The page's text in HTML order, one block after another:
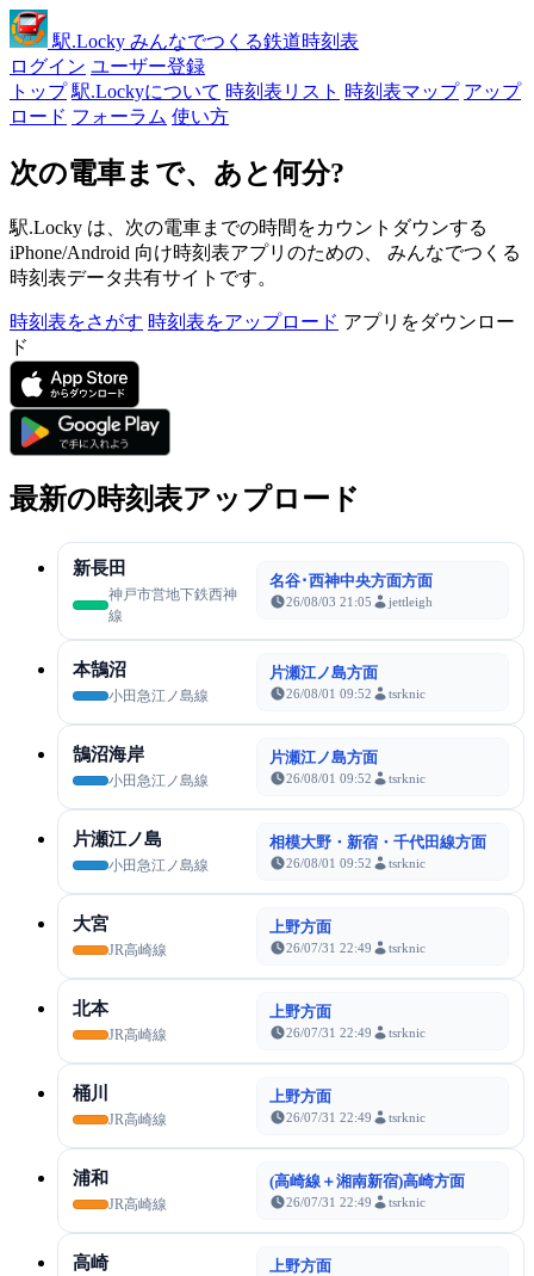
駅.Locky みんなでつくる鉄道時刻表
ログイン ユーザー登録
トップ 駅.Lockyについて 時刻表リスト 時刻表マップ アップ
ロード フォーラム 使い方
次の電車まで、あと何分?
駅.Locky は、次の電車までの時間をカウントダウンする
iPhone/Android 向け時刻表アプリのための、 みんなでつくる
時刻表データ共有サイトです。
時刻表をさがす 時刻表をアップロード アプリをダウンロー
ド
最新の時刻表アップロード
新長田
神戸市営地下鉄西神
線
名谷･西神中央方面方面
26/08/03 21:05 jettleigh
本鵠沼
小田急江ノ島線
片瀬江ノ島方面
26/08/01 09:52 tsrknic
鵠沼海岸
小田急江ノ島線
片瀬江ノ島方面
26/08/01 09:52 tsrknic
片瀬江ノ島
小田急江ノ島線
相模大野・新宿・千代田線方面
26/08/01 09:52 tsrknic
大宮
JR高崎線
上野方面
26/07/31 22:49 tsrknic
北本
JR高崎線
上野方面
26/07/31 22:49 tsrknic
桶川
JR高崎線
上野方面
26/07/31 22:49 tsrknic
浦和
JR高崎線
(高崎線＋湘南新宿)高崎方面
26/07/31 22:49 tsrknic
高崎 上野方面